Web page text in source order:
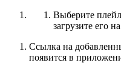
Выберите
загрузите его
Ссылка на
появится в